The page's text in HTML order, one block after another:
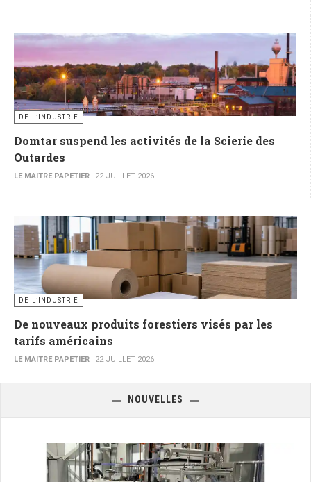
DE L’INDUSTRIE
Domtar suspend les activités de la Scierie des
Outardes
LE MAITRE PAPETIER 22 JUILLET 2026
DE L’INDUSTRIE
De nouveaux produits forestiers visés par les
tarifs américains
LE MAITRE PAPETIER 22 JUILLET 2026
NOUVELLES